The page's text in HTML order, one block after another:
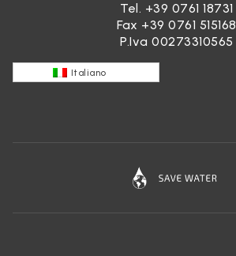
Tel. +39 0761 18731
Fax +39 0761 515168
P.Iva 00273310565
Italiano